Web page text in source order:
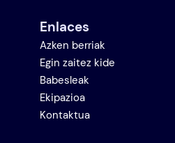
Enlaces
Azken berriak
Egin zaitez kide
Babesleak
Ekipazioa
Kontaktua